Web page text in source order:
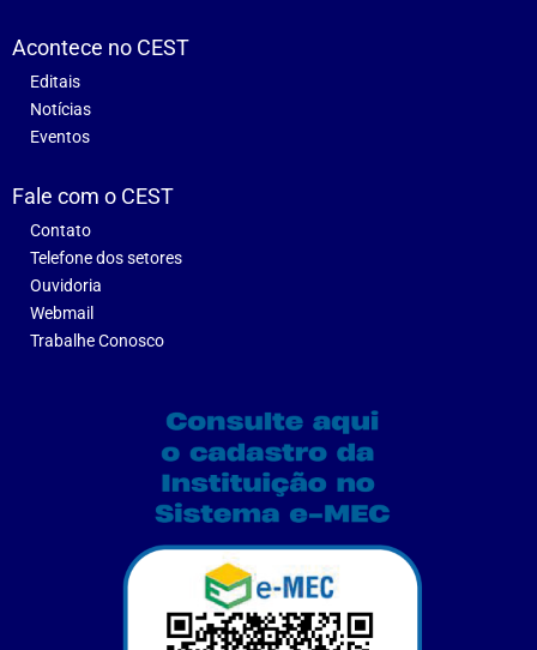
Acontece no CEST
Editais
Notícias
Eventos
Fale com o CEST
Contato
Telefone dos setores
Ouvidoria
Webmail
Trabalhe Conosco